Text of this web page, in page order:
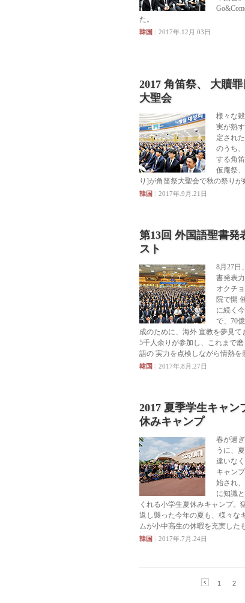
た。
韓国
2017年.12月.03日
2017 角笛祭、 大贖
大聖会
様々な
実が熟
定され
のうち
する角
仮庵祭
り]が角笛祭大聖会で秋の祭りが
韓国
2017年.9月.21日
第13回 外国語聖書発
スト
8月27日
書発表
オクチ
院で開
に続く
で、70
成のために、海外 宣教を夢見て
5千人余りが参加し、これまで
語の 実力を点検しながら情熱を
韓国
2017年.8月.27日
2017 夏季学生キャン
休みキャンプ
春が過
うに、
違いな
キャン
始され
に知識
くれる小学生夏休みキャンプ。
返し襲った今年の夏も、様々な
ムが小中高生の休暇を充実した
韓国
2017年.7月.24日
1 2